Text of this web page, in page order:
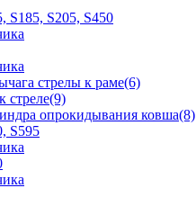
S185, S205, S450
стрелы к раме(6)
стреле(9)
опрокидывания ковша(8)
S595